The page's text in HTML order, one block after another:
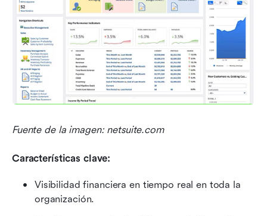
Fuente de la imagen: netsuite.com
Características clave:
Visibilidad financiera en tiempo real en toda la
organización.